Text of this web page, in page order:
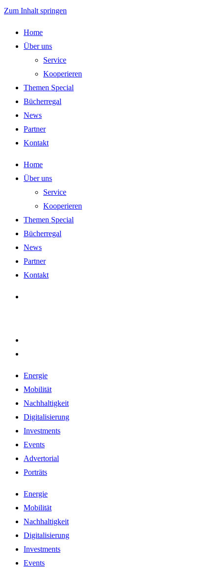
Zum Inhalt springen
Home
Über uns
Service
Kooperieren
Themen Special
Bücherregal
News
Partner
Kontakt
Home
Über uns
Service
Kooperieren
Themen Special
Bücherregal
News
Partner
Kontakt
Energie
Mobilität
Nachhaltigkeit
Digitalisierung
Investments
Events
Advertorial
Porträts
Energie
Mobilität
Nachhaltigkeit
Digitalisierung
Investments
Events